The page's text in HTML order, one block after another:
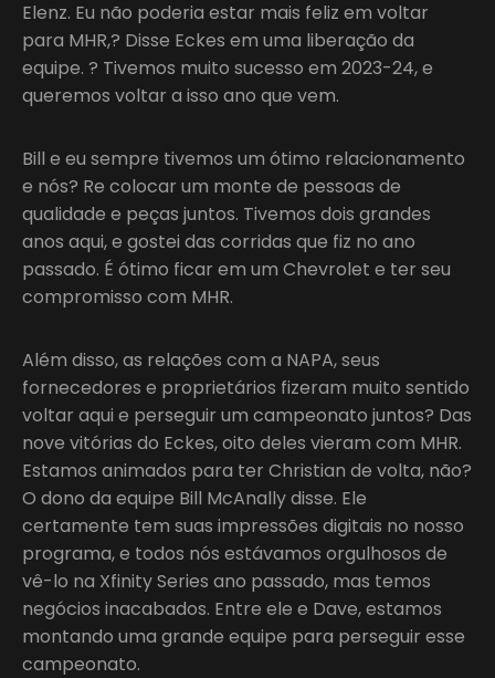
Elenz. Eu não poderia estar mais feliz em voltar
para MHR,? Disse Eckes em uma liberação da
equipe. ? Tivemos muito sucesso em 2023-24, e
queremos voltar a isso ano que vem.
Bill e eu sempre tivemos um ótimo relacionamento
e nós? Re colocar um monte de pessoas de
qualidade e peças juntos. Tivemos dois grandes
anos aqui, e gostei das corridas que fiz no ano
passado. É ótimo ficar em um Chevrolet e ter seu
compromisso com MHR.
Além disso, as relações com a NAPA, seus
fornecedores e proprietários fizeram muito sentido
voltar aqui e perseguir um campeonato juntos? Das
nove vitórias do Eckes, oito deles vieram com MHR.
Estamos animados para ter Christian de volta, não?
O dono da equipe Bill McAnally disse. Ele
certamente tem suas impressões digitais no nosso
programa, e todos nós estávamos orgulhosos de
vê-lo na Xfinity Series ano passado, mas temos
negócios inacabados. Entre ele e Dave, estamos
montando uma grande equipe para perseguir esse
campeonato.